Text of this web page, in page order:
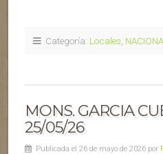
Categoría: Locales
MONS. GARCIA
25/05/26
Publicada el 26 de mayo de 2026 por